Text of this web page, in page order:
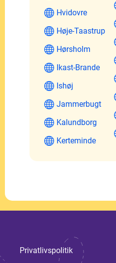
Hvidovre
Høje-Taastrup
Hørsholm
Ikast-Brande
Ishøj
Jammerbugt
Kalundborg
Kerteminde
Privatlivspolitik